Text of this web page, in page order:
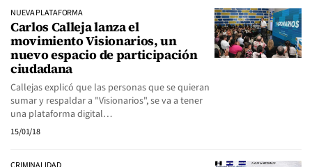
NUEVA PLATAFORMA
Carlos Calleja lanza el
movimiento Visionarios, un
nuevo espacio de participación
ciudadana
Callejas explicó que las personas que se quieran
sumar y respaldar a "Visionarios", se va a tener
una plataforma digital…
15/01/18